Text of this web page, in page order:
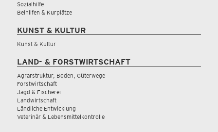
Sozialhilfe
Beihilfen & Kurplätze
KUNST & KULTUR
Kunst & Kultur
LAND- & FORSTWIRTSCHAFT
Agrarstruktur, Boden, Güterwege
Forstwirtschaft
Jagd & Fischerei
Landwirtschaft
Ländliche Entwicklung
Veterinär & Lebensmittelkontrolle